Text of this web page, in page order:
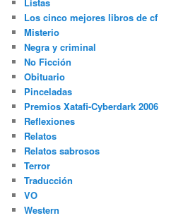
Los cinco mejores libros de cf
Misterio
Negra y criminal
No Ficción
Obituario
Pinceladas
Premios Xatafi-Cyberdark 2006
Reflexiones
Relatos
Relatos sabrosos
Terror
Traducción
VO
Western